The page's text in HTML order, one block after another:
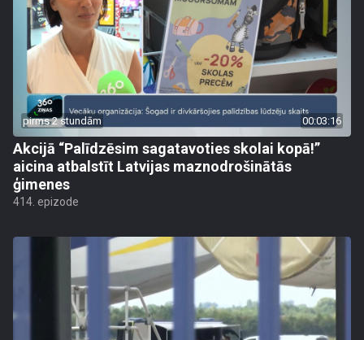
pirms 2 stundām 00:03:16
Akcijā “Palīdzēsim sagatavoties skolai kopā!”
aicina atbalstīt Latvijas maznodrošinātās
ģimenes
414. epizode